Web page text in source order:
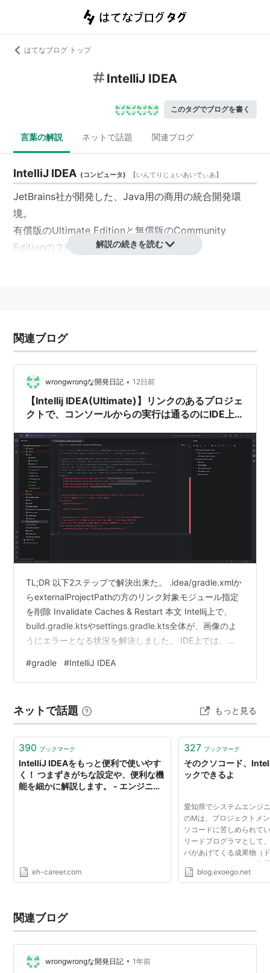
はてなブログ トップ
IntelliJ IDEA
このタグでブログを書く
言葉の解説 ネットで話題 関連ブログ
IntelliJ IDEA (コンピュータ) 【いんてりじぇいあいでぃあ】
JetBrains社が開発した、Java用の商用の統合開発環
境。
有償版のUltimate Editionと無償版のCommunity
Editionの２種類が公開されている。
が、現在は事実上英語版のみである。
正しい省略名称はIDEA。ただ、Webで検索を行う場合
はIntelliJの方がgoogleabilityが高い傾向にある。
IDEA
IntelliJ
派生プロダクト：RubyMine,PyCharm,PhpStorm,
WebStorm,Android Studio
解説の続きを読む
関連ブログ
wrongwrongな開発日記 • 12日前
【Intellij IDEA(Ultimate)】リンクのあるプロジェ
クトで、コンソールからの実行は通るのにIDE上
処【Gradle】
TL;DR 以下2ステップで解決出来た。 .idea/gradle.xmlか
らexternalProjectPathの方のリンク対象モジュール指定
を削除 Invalidate Caches & Restart 本文 Intellij上で、
build.gradle.ktsやsettings.gradle.kts全体が、画像のよ
うにエラーとなる状況を解決しました。 IDE上では、
は関係の無いエラーが出ていました。 プロジェクトの詳
細 このプロジェクトでは、integration-testが独立してい
#gradle #IntelliJ IDEA
ネットで話題 もっと見る
390 ブックマーク
IntelliJ IDEAをもっと便利で使いやす
く！ つまずきがちな設定や、便利な機
能を細かに解説します。 - エンジニア
eh-career.com
327 ブックマーク
そのクソコード、
ックできるよ
愛知県でシステムエンジ
のMは、プロジェクトメ
ソコードに苦しめられて
リードプログラマとして
バがあげてくる成果物（
ド）のレビューをする立
出されてくる数々のクソ
blog.exoego.net
関連ブログ
wrongwrongな開発日記 • 1年前